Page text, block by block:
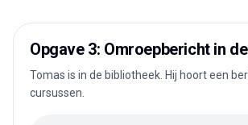
Opgave 3: Omroepbericht in
Tomas is in de bibliotheek. Hij hoort een
cursussen.